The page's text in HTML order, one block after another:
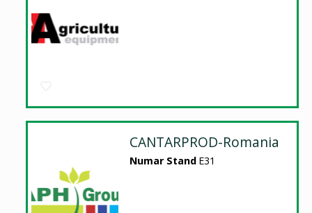
CANTARPROD-Romania
Numar Stand E31